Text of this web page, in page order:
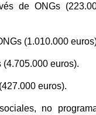
de ONGs
(1.010.000
euros).
euros).
no